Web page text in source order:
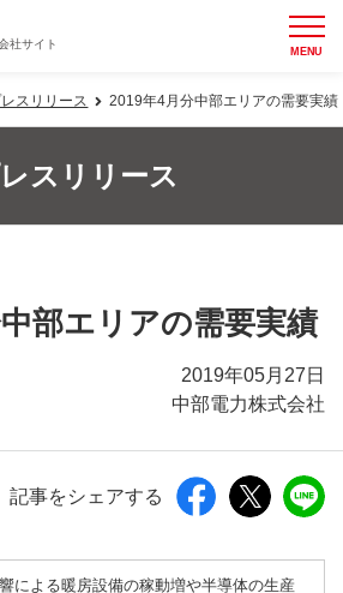
社サイト MENU
スリリース 2019年4月分中部エリアの需要実績
スリリース
部エリアの需要実績
2019年05月27日
中部電力株式会社
記事をシェアする
による暖房設備の稼動増や半導体の生産